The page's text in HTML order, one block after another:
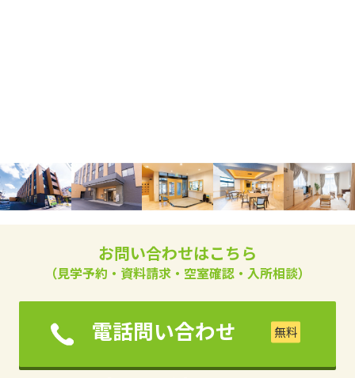
お問い合わせはこちら
（見学予約・資料請求・空室確認・入所相談）
電話問い合わせ